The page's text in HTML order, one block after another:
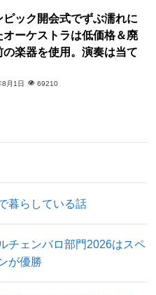
ピック開会式でずぶ濡れに
オーケストラは低価格＆廃
の楽器を使用。演奏は当て
月1日 69210
暮らしている話
チェンバロ部門2026はスペ
が優勝